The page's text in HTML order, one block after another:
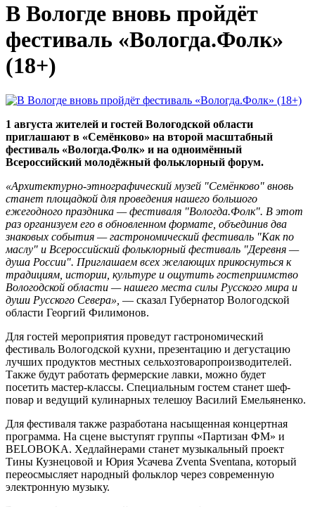
В Вологде вновь пройдёт
фестиваль «Вологда.Фолк»
(18+)
1 августа жителей и гостей Вологодской области
приглашают в «Семёнково» на второй масштабный
фестиваль «Вологда.Фолк» и на одноимённый
Всероссийский молодёжный фольклорный форум.
«Архитектурно-этнографический музей "Семёнково" вновь
станет площадкой для проведения нашего большого
ежегодного праздника — фестиваля "Вологда.Фолк". В этот
раз организуем его в обновленном формате, объединив два
знаковых события — гастрономический фестиваль "Как по
маслу" и Всероссийский фольклорный фестиваль "Деревня —
душа России". Приглашаем всех желающих прикоснуться к
традициям, истории, культуре и ощутить гостеприимство
Вологодской области — нашего места силы Русского мира и
души Русского Севера», — сказал Губернатор Вологодской
области Георгий Филимонов.
Для гостей мероприятия проведут гастрономический
фестиваль Вологодской кухни, презентацию и дегустацию
лучших продуктов местных сельхозтоваропроизводителей.
Также будут работать фермерские лавки, можно будет
посетить мастер-классы. Специальным гостем станет шеф-
повар и ведущий кулинарных телешоу Василий Емельяненко.
Для фестиваля также разработана насыщенная концертная
программа. На сцене выступят группы «Партизан ФМ» и
BELOBOKA. Хедлайнерами станет музыкальный проект
Тины Кузнецовой и Юрия Усачева Zventa Sventana, который
переосмысляет народный фольклор через современную
электронную музыку.